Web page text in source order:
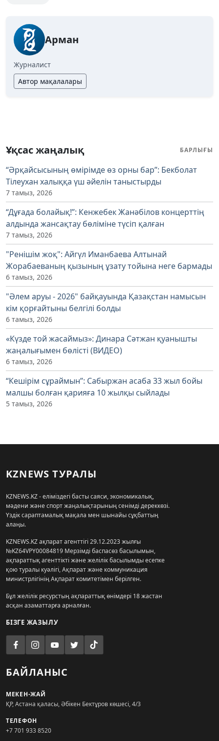
Арман
Журналист
Автор мақалалары
Ұқсас жаңалық БАРЛЫҒЫ
“Әрқайсысының өмірімде өз орны бар”: Бекболат
Тілеухан халыққа үш әйелін таныстырды
7 тамыз, 2026
“Дұғада болайық!”: Кенжебек Жанәбілов концерттің
алдында жансақтау бөліміне түсіп қалған
7 тамыз, 2026
"Ренішім жоқ": Айгүл Иманбаева Алтынай
Жорабаеваның қызының ұзату тойына неге бармады
6 тамыз, 2026
"Әлем аруы - 2026" байқауында Қазақстан намысын
кім қорғайтыны белгілі болды
6 тамыз, 2026
«Күзде той жасаймыз»: Динара Сәтжан қуанышты
жаңалығымен бөлісті (ВИДЕО)
6 тамыз, 2026
“Кешірім сұраймын”: Сабыржан асаба 33 жыл бойы
малшы болған қарияға 10 жылқы сыйлады
5 тамыз, 2026
KZNEWS ТУРАЛЫ
KZNEWS.KZ - еліміздегі басты саяси, экономикалық,
мәдени және спорт жаңалықтарының сенімді дереккөзі.
Үздік сараптамалық мақала мен шынайы сұқбаттың
алаңы.
KZNEWS.KZ ақпарат агенттігі 29.12.2023 жылғы
№KZ64VPY00084819 Мерзімді баспасөз басылымын,
ақпараттық агенттікті және желілік басылымды есепке
қою туралы куәлігі, Ақпарат және коммуникация
министрлігінің Ақпарат комитетімен берілген.
Бұл желілік ресурстың ақпараттық өнімдері 18 жастан
асқан азаматтарға арналған.
БІЗГЕ ЖАЗЫЛУ
БАЙЛАНЫС
МЕКЕН-ЖАЙ
ҚР, Астана қаласы, Әбікен Бектұров көшесі, 4/3
ТЕЛЕФОН
+7 701 933 8520